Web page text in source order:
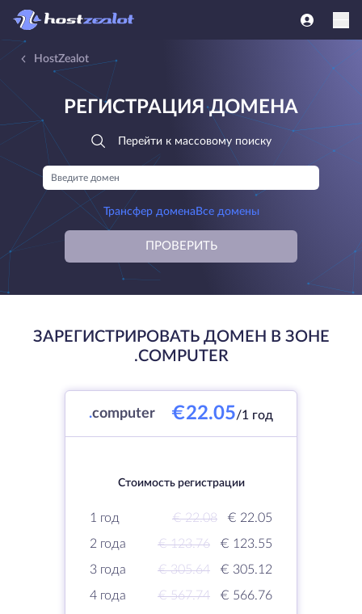
HostZealot
РЕГИСТРАЦИЯ ДОМЕНА
Перейти к массовому поиску
Трансфер домена Все домены
ПРОВЕРИТЬ
ЗАРЕГИСТРИРОВАТЬ ДОМЕН В ЗОНЕ
.COMPUTER
.computer €22.05/1 год
Стоимость регистрации
1 год € 22.08
€ 22.05
2 года
€ 123.76
€ 123.55
3 года
€ 305.64
€ 305.12
4 года
€ 567.74
€ 566.76